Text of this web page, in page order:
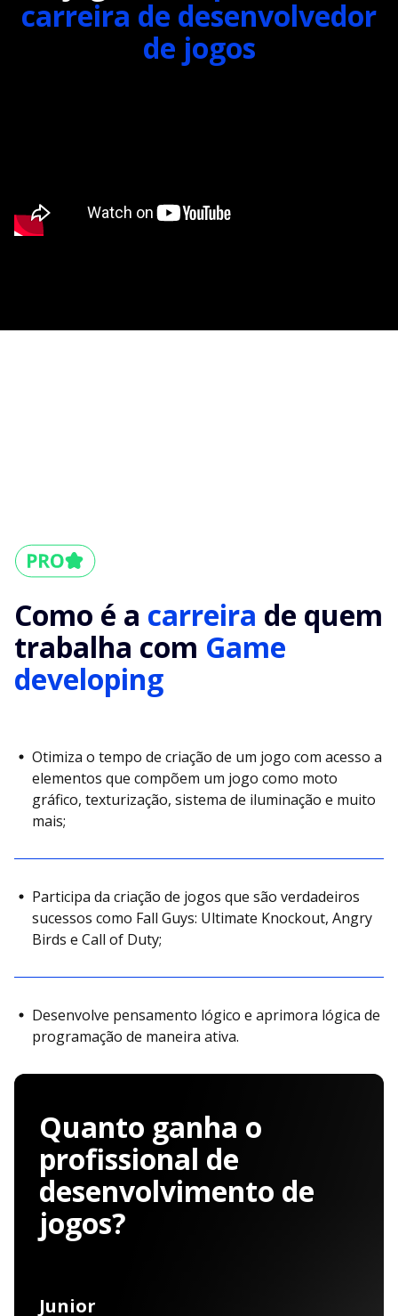
carreira de desenvolvedor
de jogos
Como é a carreira de quem
trabalha com Game
developing
Otimiza o tempo de criação de um jogo com acesso a
elementos que compõem um jogo como moto
gráfico, texturização, sistema de iluminação e muito
mais;
Participa da criação de jogos que são verdadeiros
sucessos como Fall Guys: Ultimate Knockout, Angry
Birds e Call of Duty;
Desenvolve pensamento lógico e aprimora lógica de
programação de maneira ativa.
Quanto ganha o
profissional de
desenvolvimento de
jogos?
Junior